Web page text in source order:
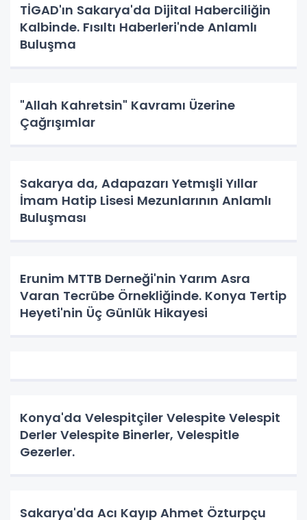
TİGAD'ın Sakarya'da Dijital Haberciliğin
Kalbinde. Fısıltı Haberleri'nde Anlamlı
Buluşma
"Allah Kahretsin" Kavramı Üzerine
Çağrışımlar
Sakarya da, Adapazarı Yetmışli Yıllar
İmam Hatip Lisesi Mezunlarının Anlamlı
Buluşması
Erunim MTTB Derneği'nin Yarım Asra
Varan Tecrübe Örnekliğinde. Konya Tertip
Heyeti'nin Üç Günlük Hikayesi
Konya'da Velespitçiler Velespite Velespit
Derler Velespite Binerler, Velespitle
Gezerler.
Sakarya'da Acı Kayıp Ahmet Özturpçu